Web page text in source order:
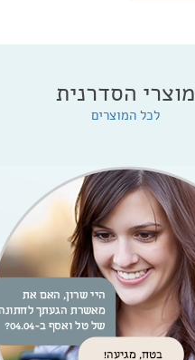
מוצרי הסדרנית
לכל המוצרים